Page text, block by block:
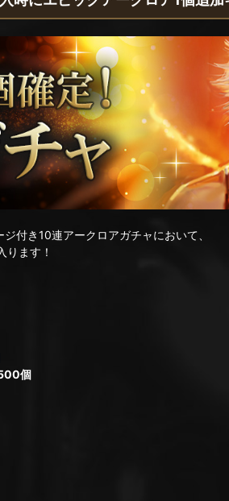
付き10連アークロアガチャにおいて、
ります！
個